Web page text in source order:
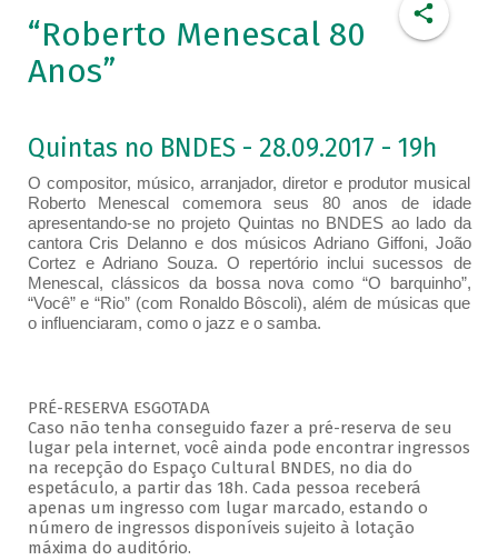
“Roberto Menescal 80
Anos”
Quintas no BNDES - 28.09.2017 - 19h
O compositor, músico, arranjador, diretor e produtor musical
Roberto Menescal comemora seus 80 anos de idade
apresentando-se no projeto Quintas no BNDES ao lado da
cantora Cris Delanno e dos músicos Adriano Giffoni, João
Cortez e Adriano Souza. O repertório inclui sucessos de
Menescal, clássicos da bossa nova como “O barquinho”,
“Você” e “Rio” (com Ronaldo Bôscoli), além de músicas que
o influenciaram, como o jazz e o samba.
PRÉ-RESERVA ESGOTADA
Caso não tenha conseguido fazer a pré-reserva de seu
lugar pela internet, você ainda pode encontrar ingressos
na recepção do Espaço Cultural BNDES, no dia do
espetáculo, a partir das 18h. Cada pessoa receberá
apenas um ingresso com lugar marcado, estando o
número de ingressos disponíveis sujeito à lotação
máxima do auditório.